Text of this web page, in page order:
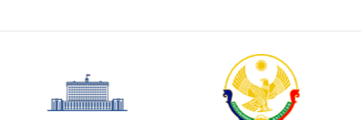
Портал государственных услуг
Российской Федерации